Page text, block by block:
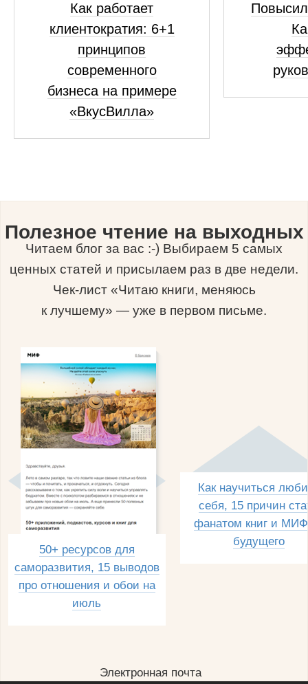
Как работает
клиентократия: 6+1
принципов
современного
бизнеса на примере
«ВкусВилла»
Полезное чтение на выходных
Читаем блог за вас :-) Выбираем 5 самых
ценных статей и присылаем раз в две недели.
Чек-лист «Читаю книги, меняюсь
к лучшему» — уже в первом письме.
50+ ресурсов для
саморазвития, 15 выводов
про отношения и обои на
июль
Как научиться
себя, 15 причин
фанатом книг и
будущего
Электронная почта